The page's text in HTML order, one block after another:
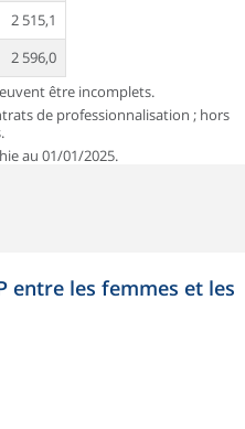
2 515,1
2 596,0
être incomplets.
de professionnalisation ; hors
au 01/01/2025.
entre les femmes et les